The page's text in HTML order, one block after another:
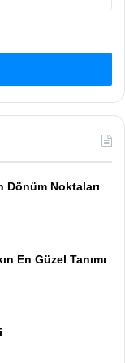
Dönüm Noktaları
En Güzel Tanımı